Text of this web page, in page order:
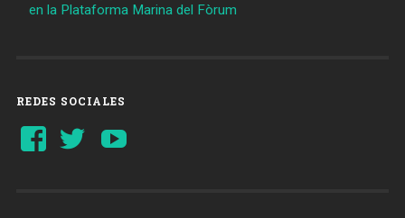
en la Plataforma Marina del Fòrum
REDES SOCIALES
Ver
perfil
Ver
perfil